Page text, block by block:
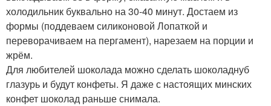
холодильник буквально на 30-40 минут. Достаем из
формы (поддеваем силиконовой Лопаткой и
переворачиваем на пергамент), нарезаем на порции и
жрём.
Для любителей шоколада можно сделать шоколаднуб
глазурь и будут конфеты. Я даже с настоящих минских
конфет шоколад раньше снимала.